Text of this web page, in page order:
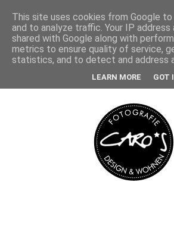
This site uses cookies from Google
and to analyze traffic. Your IP address
shared with Google along with
metrics to ensure quality of service,
statistics, and to detect and address
LEARN MORE GOT